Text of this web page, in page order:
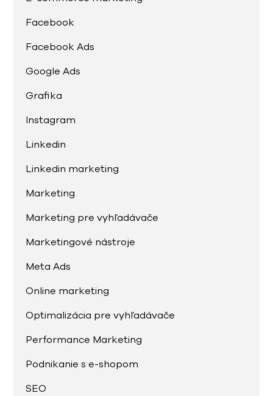
Facebook
Facebook Ads
Google Ads
Grafika
Instagram
Linkedin
Linkedin marketing
Marketing
Marketing pre vyhľadávače
Marketingové nástroje
Meta Ads
Online marketing
Optimalizácia pre vyhľadávače
Performance Marketing
Podnikanie s e-shopom
SEO